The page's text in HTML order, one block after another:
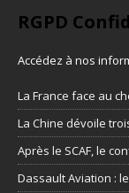
RGPD
Accédez à nos
La France face au
La Chine dévoile
Après le SCAF, le
Dassault Aviation :